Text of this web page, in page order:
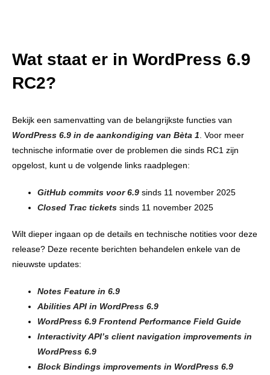
Wat staat er in WordPress 6.9
RC2?
Bekijk een samenvatting van de belangrijkste functies van
WordPress 6.9 in de aankondiging van Bèta 1 . Voor meer
technische informatie over de problemen die sinds RC1 zijn
opgelost, kunt u de volgende links raadplegen:
GitHub commits voor 6.9 sinds 11 november 2025
Closed Trac tickets sinds 11 november 2025
Wilt dieper ingaan op de details en technische notities voor deze
release? Deze recente berichten behandelen enkele van de
nieuwste updates:
Notes Feature in 6.9
Abilities API in WordPress 6.9
WordPress 6.9 Frontend Performance Field Guide
Interactivity API’s client navigation improvements in
WordPress 6.9
Block Bindings improvements in WordPress 6.9